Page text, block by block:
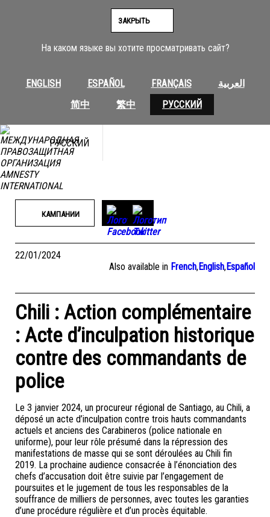
На каком языке вы хотите просматривать сайт?
ENGLISH ESPAÑOL FRANÇAIS
العربية
简中
繁中 РУССКИЙ
ЗАКРЫТЬ
РУССКИЙ
КАМПАНИИ
22/01/2024
Also available in French,English,Español
Chili : Action complémentaire
: Acte d’inculpation historique
contre des commandants de
police
Le 3 janvier 2024, un procureur régional de Santiago, au Chili, a
déposé un acte d’inculpation contre trois hauts commandants
actuels et anciens des Carabineros (police nationale en
uniforme), pour leur rôle présumé dans la répression des
manifestations de masse qui se sont déroulées au Chili fin
2019. La prochaine audience consacrée à l’énonciation des
chefs d’accusation doit être suivie par l’engagement de
poursuites et le jugement de tous les responsables de la
souffrance de milliers de personnes, avec toutes les garanties
d’une procédure régulière et d’un procès équitable.